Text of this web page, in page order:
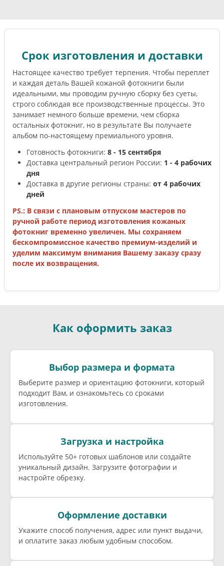
Срок изготовления и доставки
Настоящее качество требует терпения. Чтобы переплет
и каждая деталь Вашей кожаной фотокниги были
идеальными, мы проводим ручную сборку без суеты,
строго соблюдая все производственные процессы. Это
занимает немного больше времени, чем сборка
остальных фотокниг, но в результате Вы получаете
альбом по-настоящему премиального уровня.
Готовность фотокниги: 8 - 15 сентября
Доставка центральный регион России: 1 - 4 рабочих
дня
Доставка в другие регионы страны: от 4 рабочих
дней
PS.: В связи с плановым отпуском мастеров по
ручной работе период изготовления кожаных
фотокниг временно увеличен. Мы сохраняем
бескомпромиссное качество премиум-изделий и
уделим максимум внимания Вашему заказу сразу
после их возвращения.
Как оформить заказ
Выбор размера и формата
Выберите размер и ориентацию фотокниги, который
подходит Вам, и ознакомьтесь со сроками
изготовления.
Загрузка и настройка
Используйте 50+ готовых шаблонов или создайте
уникальный дизайн. Загрузите фотографии и
настройте обрезку.
Оформление доставки
Укажите способ получения, адрес или пункт выдачи,
и оплатите заказ любым удобным способом.